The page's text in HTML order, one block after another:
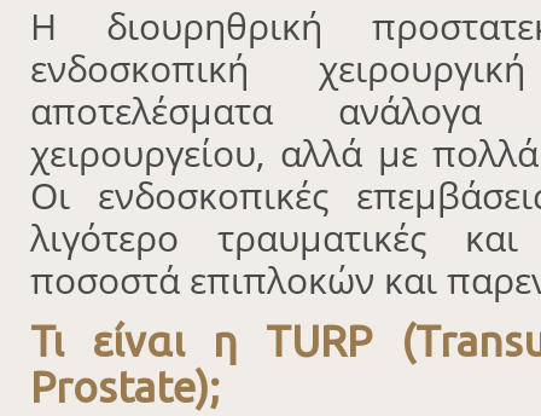
Η διουρηθρική
ενδοσκοπική
αποτελέσματα
χειρουργείου, αλλά με
Οι ενδοσκοπικές
λιγότερο τραυματικές
ποσοστά επιπλοκών και
Τι είναι η TURP
Prostate);